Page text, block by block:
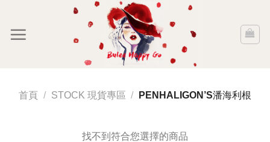
content
首頁 / STOCK 現貨專區 / PENHALIGON’S潘海利根
找不到符合您選擇的商品